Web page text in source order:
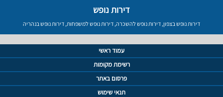
דירות נופש
דירות נופש בצפון, דירות נופש להשכרה, דירות נופש למשפחות, דירות נופש בנהריה
עמוד ראשי
רשימת מקומות
פרסום באתר
תנאי שימוש